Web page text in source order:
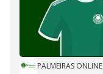
PALMEIRAS ONLINE